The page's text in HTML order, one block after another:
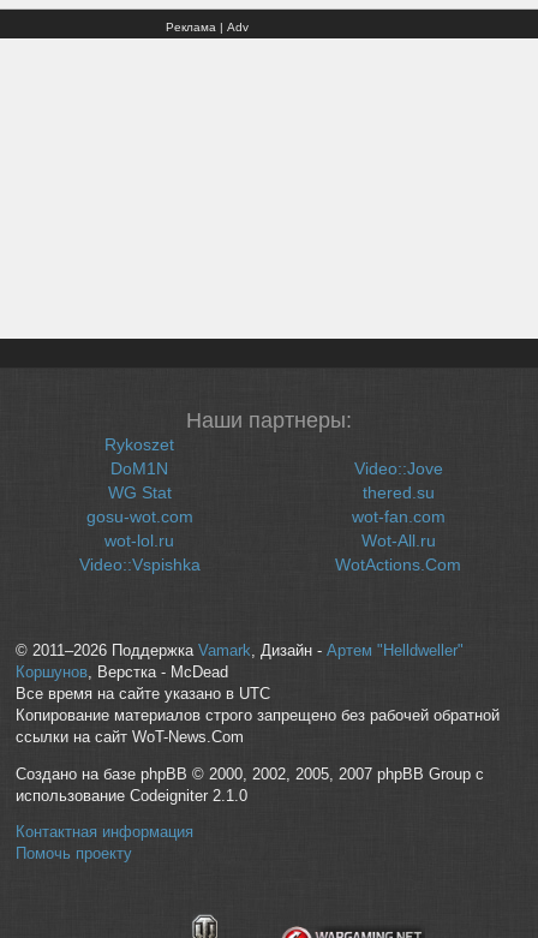
Реклама | Adv
Наши партнеры:
Rykoszet
DoM1N
WG Stat
gosu-wot.com
wot-lol.ru
Video::Vspishka
Video::Jove
thered.su
wot-fan.com
Wot-All.ru
WotActions.Com
© 2011–2026 Поддержка Vamark, Дизайн - Артем "Helldweller"
Коршунов, Верстка - McDead
Все время на сайте указано в UTC
Копирование материалов строго запрещено без рабочей обратной
ссылки на сайт WoT-News.Com
Создано на базе phpBB © 2000, 2002, 2005, 2007 phpBB Group с
использование Codeigniter 2.1.0
Контактная информация
Помочь проекту